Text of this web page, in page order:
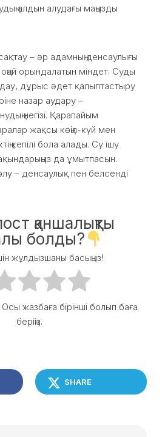
алдын алудағы маңызды
сақтау – әр адамның денсаулығы
орындалатын міндет. Суды
дұрыс әдет қалыптастыру
назар аудару –
негізі. Қарапайым
жақсы көңіл-күй мен
кепілі бола алады. Су ішу
да ұмытпасын.
– денсаулық пен белсенді
қаншалықты
болды?
жұлдызшаны басыңыз!
жазбаға бірінші болып баға
беріңіз.
SHARE